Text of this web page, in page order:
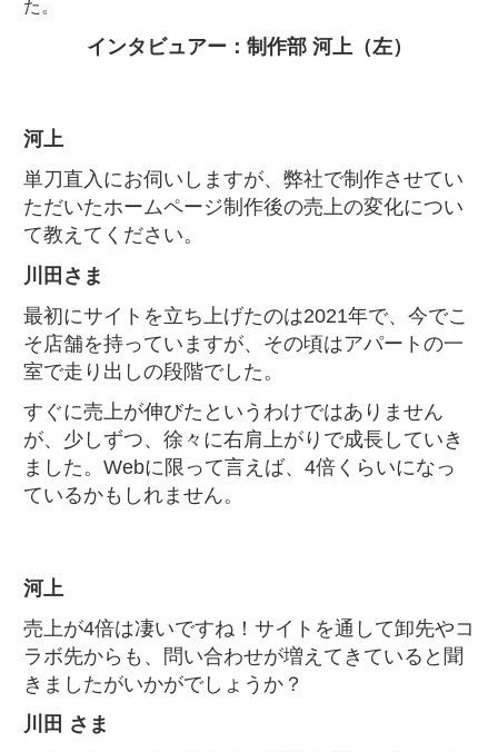
た。
インタビュアー：制作部 河上（左）
河上
単刀直入にお伺いしますが、弊社で制作させてい
ただいたホームページ制作後の売上の変化につい
て教えてください。
川田さま
最初にサイトを立ち上げたのは2021年で、今でこ
そ店舗を持っていますが、その頃はアパートの一
室で走り出しの段階でした。
すぐに売上が伸びたというわけではありません
が、少しずつ、徐々に右肩上がりで成長していき
ました。Webに限って言えば、4倍くらいになっ
ているかもしれません。
河上
売上が4倍は凄いですね！サイトを通して卸先やコ
ラボ先からも、問い合わせが増えてきていると聞
きましたがいかがでしょうか？
川田 さま